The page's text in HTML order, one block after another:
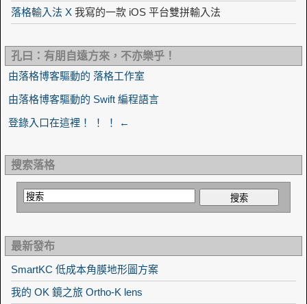
落格輸入法 X 我寫的一款 iOS 平台雙拼輸入法
孔曰：有朋自遠方來，不亦樂乎！
由落格博客驅動的 落格工作室
由落格博客驅動的 Swift 編程語言
登錄入口在這裡！ ！ ！ ←
搜索落格
最新發布
SmartKC 低成本角膜地形圖方案
我的 OK 鏡之旅 Ortho-K lens